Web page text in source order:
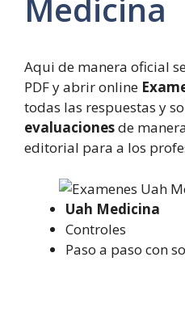
Medicina
Aqui de manera oficial
PDF y abrir online
todas las respuestas y
evaluacionesde
editorial para a los
Uah Medicina
Controles
Paso a paso con